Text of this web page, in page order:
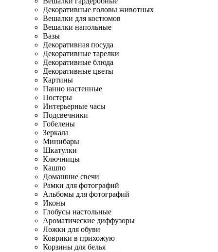
Декоративные головы животных
Вешалки для костюмов
Вешалки напольные
Вазы
Декоративная посуда
Декоративные тарелки
Декоративные блюда
Декоративные цветы
Картины
Панно настенные
Постеры
Интерьерные часы
Подсвечники
Гобелены
Зеркала
Минибары
Шкатулки
Ключницы
Кашпо
Домашние свечи
Рамки для фотографий
Альбомы для фотографий
Иконы
Глобусы настольные
Ароматические диффузоры
Ложки для обуви
Коврики в прихожую
Корзины для белья